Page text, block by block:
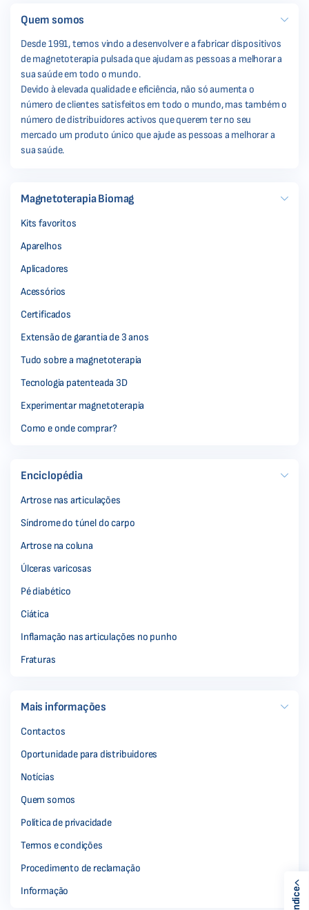
Índice
Quem somos
Desde 1991, temos vindo a desenvolver e a fabricar dispositivos
de magnetoterapia pulsada que ajudam as pessoas a melhorar a
sua saúde em todo o mundo.
Devido à elevada qualidade e eficiência, não só aumenta o
número de clientes satisfeitos em todo o mundo, mas também o
número de distribuidores activos que querem ter no seu
mercado um produto único que ajude as pessoas a melhorar a
sua saúde.
Magnetoterapia Biomag
Kits favoritos
Aparelhos
Aplicadores
Acessórios
Certificados
Extensão de garantia de 3 anos
Tudo sobre a magnetoterapia
Tecnologia patenteada 3D
Experimentar magnetoterapia
Como e onde comprar?
Enciclopédia
Artrose nas articulações
Síndrome do túnel do carpo
Artrose na coluna
Úlceras varicosas
Pé diabético
Ciática
Inflamação nas articulações no punho
Fraturas
Mais informações
Contactos
Oportunidade para distribuidores
Notícias
Quem somos
Política de privacidade
Termos e condições
Procedimento de reclamação
Informação